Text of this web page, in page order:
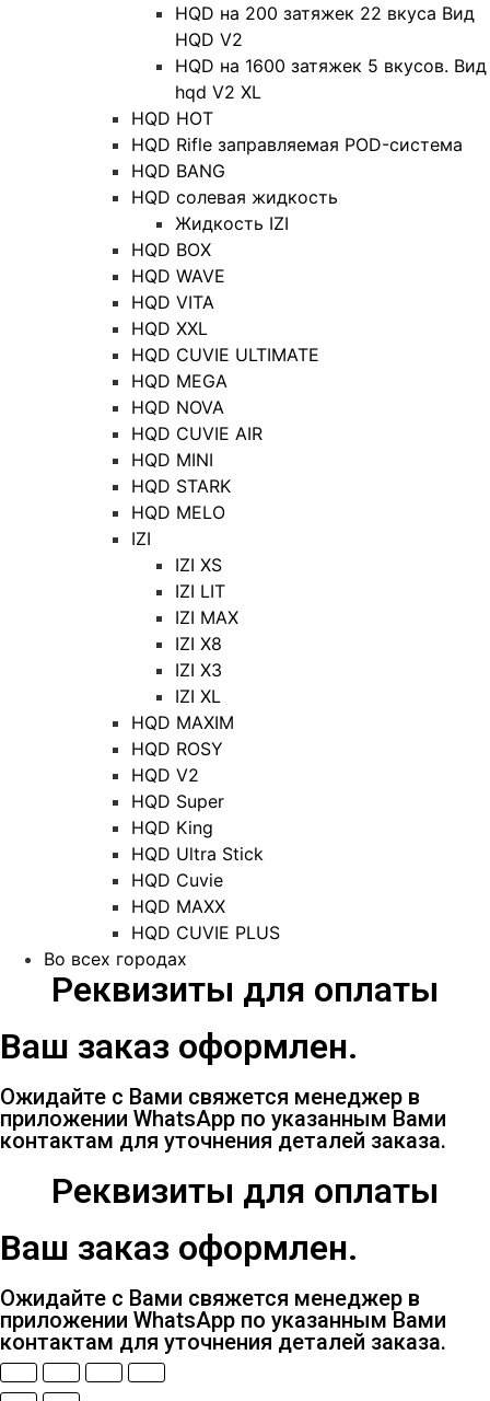
HQD на 200 затяжек 22 вкуса Вид
HQD V2
HQD на 1600 затяжек 5 вкусов. Вид
hqd V2 XL
HQD HOT
HQD Rifle заправляемая POD-система
HQD BANG
HQD солевая жидкость
Жидкость IZI
HQD BOX
HQD WAVE
HQD VITA
HQD XXL
HQD CUVIE ULTIMATE
HQD MEGA
HQD NOVA
HQD CUVIE AIR
HQD MINI
HQD STARK
HQD MELO
IZI
IZI XS
IZI LIT
IZI MAX
IZI X8
IZI X3
IZI XL
HQD MAXIM
HQD ROSY
HQD V2
HQD Super
HQD King
HQD Ultra Stick
HQD Cuvie
HQD MAXX
HQD CUVIE PLUS
Во всех городах
Реквизиты для оплаты
Ваш заказ оформлен.
Ожидайте с Вами свяжется менеджер в
приложении WhatsApp по указанным Вами
контактам для уточнения деталей заказа.
Реквизиты для оплаты
Ваш заказ оформлен.
Ожидайте с Вами свяжется менеджер в
приложении WhatsApp по указанным Вами
контактам для уточнения деталей заказа.